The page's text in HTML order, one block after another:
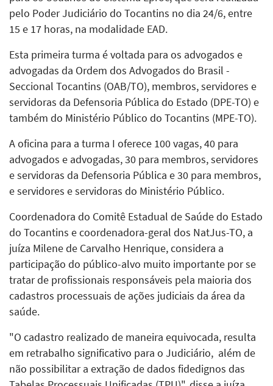
pelo Poder Judiciário do Tocantins no dia 24/6, entre
15 e 17 horas, na modalidade EAD.
Esta primeira turma é voltada para os advogados e
advogadas da Ordem dos Advogados do Brasil -
Seccional Tocantins (OAB/TO), membros, servidores e
servidoras da Defensoria Pública do Estado (DPE-TO) e
também do Ministério Público do Tocantins (MPE-TO).
A oficina para a turma I oferece 100 vagas, 40 para
advogados e advogadas, 30 para membros, servidores
e servidoras da Defensoria Pública e 30 para membros,
e servidores e servidoras do Ministério Público.
Coordenadora do Comitê Estadual de Saúde do Estado
do Tocantins e coordenadora-geral dos NatJus-TO, a
juíza Milene de Carvalho Henrique, considera a
participação do público-alvo muito importante por se
tratar de profissionais responsáveis pela maioria dos
cadastros processuais de ações judiciais da área da
saúde.
"O cadastro realizado de maneira equivocada, resulta
em retrabalho significativo para o Judiciário, além de
não possibilitar a extração de dados fidedignos das